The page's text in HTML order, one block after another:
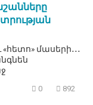
մասերի․․․
0 892